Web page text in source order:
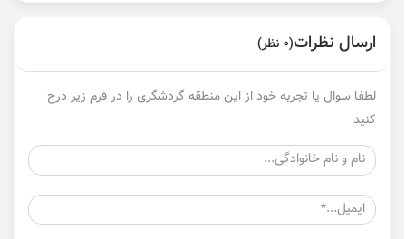
ارسال نظرات(0 نظر)
لطفا سوال یا تجربه خود از این منطقه گردشگری را در فرم زیر درج
کنید